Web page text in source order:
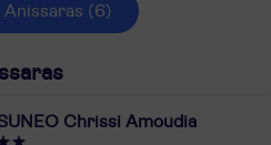
Anissaras (6)
Chrissi Amoudia